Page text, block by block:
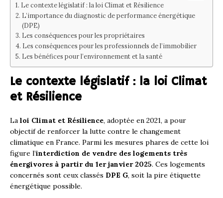
Le contexte législatif : la loi Climat et Résilience
L’importance du diagnostic de performance énergétique
(DPE)
Les conséquences pour les propriétaires
Les conséquences pour les professionnels de l’immobilier
Les bénéfices pour l’environnement et la santé
Le contexte législatif : la loi Climat
et Résilience
La loi Climat et Résilience, adoptée en 2021, a pour
objectif de renforcer la lutte contre le changement
climatique en France. Parmi les mesures phares de cette loi
figure l’interdiction de vendre des logements très
énergivores à partir du 1er janvier 2025. Ces logements
concernés sont ceux classés DPE G, soit la pire étiquette
énergétique possible.